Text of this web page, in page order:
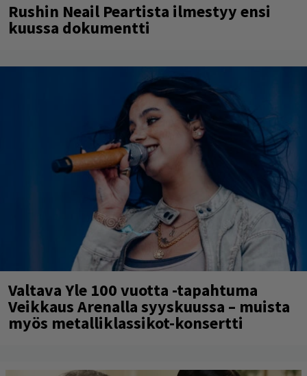
Rushin Neail Peartista ilmestyy ensi
kuussa dokumentti
Valtava Yle 100 vuotta -tapahtuma
Veikkaus Arenalla syyskuussa – muista
myös metalliklassikot-konsertti